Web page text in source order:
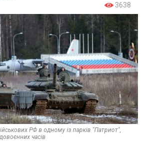
3638
РФ в одному із парків "Патриот",
часів